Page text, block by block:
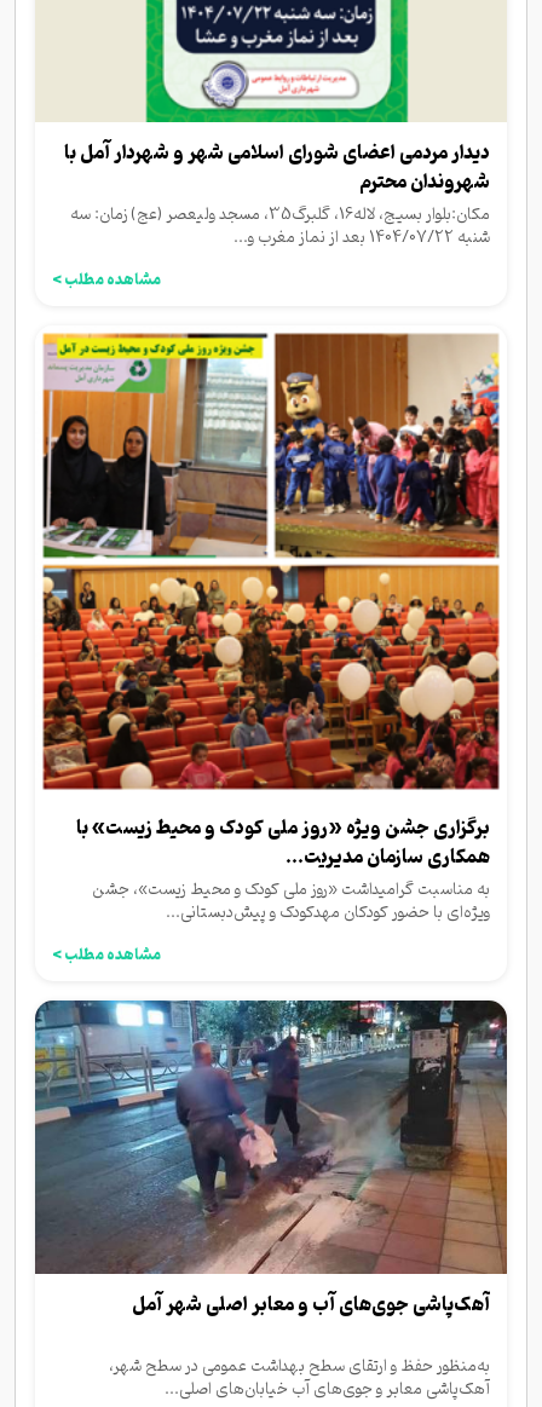
دیدار مردمی اعضای شورای اسلامی شهر و شهردار آمل با
شهروندان محترم
مکان:بلوار بسیج، لاله16، گلبرگ35، مسجد ولیعصر (عج) زمان: سه
شنبه 1404/07/22 بعد از نماز مغرب و...
مشاهده مطلب >
برگزاری جشن ویژه «روز ملی کودک و محیط زیست» با
همکاری سازمان مدیریت...
به مناسبت گرامیداشت «روز ملی کودک و محیط زیست»، جشن
ویژه‌ای با حضور کودکان مهدکودک و پیش‌دبستانی...
مشاهده مطلب >
آهک‌پاشی جوی‌های آب و معابر اصلی شهر آمل
به‌منظور حفظ و ارتقای سطح بهداشت عمومی در سطح شهر،
آهک‌پاشی معابر و جوی‌های آب خیابان‌های اصلی...